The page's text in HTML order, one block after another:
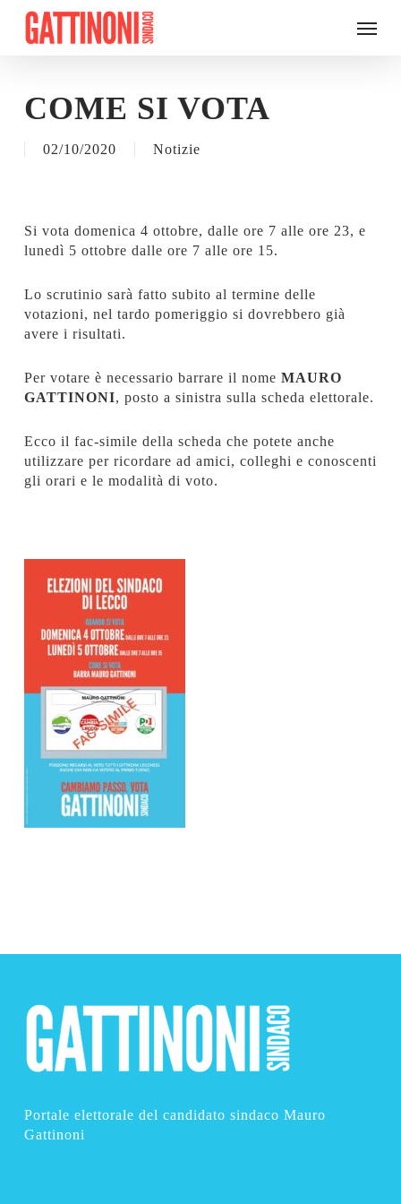
Skip
main
Menu
COME SI VOTA
02/10/2020 Notizie
Si vota domenica 4 ottobre, dalle ore 7 alle ore 23, e
lunedì 5 ottobre dalle ore 7 alle ore 15.
Lo scrutinio sarà fatto subito al termine delle
votazioni, nel tardo pomeriggio si dovrebbero già
avere i risultati.
Per votare è necessario barrare il nome MAURO
GATTINONI, posto a sinistra sulla scheda elettorale.
Ecco il fac-simile della scheda che potete anche
utilizzare per ricordare ad amici, colleghi e conoscenti
gli orari e le modalità di voto.
Portale elettorale del candidato sindaco Mauro
Gattinoni